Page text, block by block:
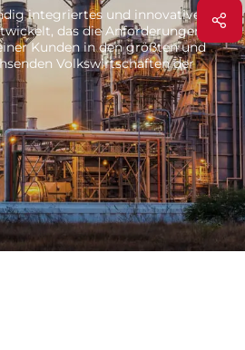
integriertes und innovatives
das die Anforderungen
Kunden in den größten und
Volkswirtschaften der